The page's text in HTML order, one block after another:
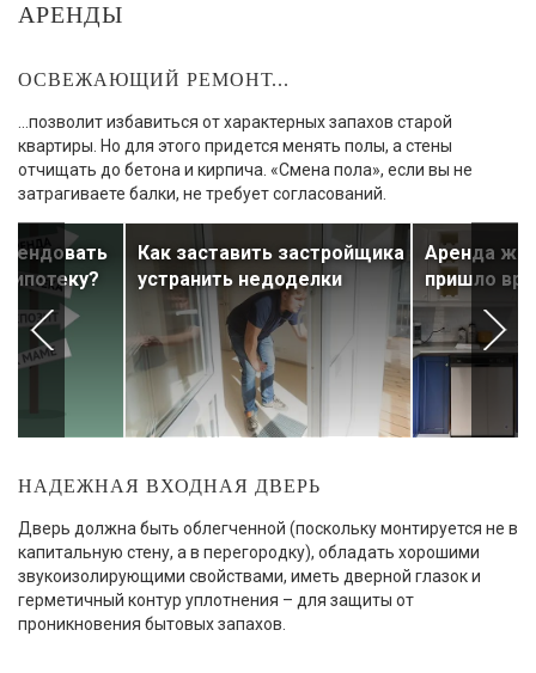
АРЕНДЫ
ОСВЕЖАЮЩИЙ РЕМОНТ...
...позволит избавиться от характерных запахов старой
квартиры. Но для этого придется менять полы, а стены
отчищать до бетона и кирпича. «Смена пола», если вы не
затрагиваете балки, не требует согласований.
ипотеку?
Как заставить застройщика
устранить недоделки
Аренда
пришло
НАДЕЖНАЯ ВХОДНАЯ ДВЕРЬ
Дверь должна быть облегченной (поскольку монтируется не в
капитальную стену, а в перегородку), обладать хорошими
звукоизолирующими свойствами, иметь дверной глазок и
герметичный контур уплотнения – для защиты от
проникновения бытовых запахов.